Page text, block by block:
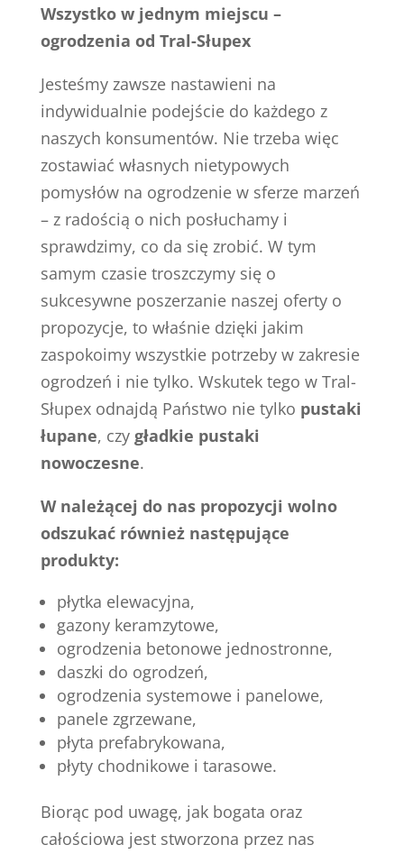
Wszystko w jednym miejscu –
ogrodzenia od Tral-Słupex
Jesteśmy zawsze nastawieni na
indywidualnie podejście do każdego z
naszych konsumentów. Nie trzeba więc
zostawiać własnych nietypowych
pomysłów na ogrodzenie w sferze marzeń
– z radością o nich posłuchamy i
sprawdzimy, co da się zrobić. W tym
samym czasie troszczymy się o
sukcesywne poszerzanie naszej oferty o
propozycje, to właśnie dzięki jakim
zaspokoimy wszystkie potrzeby w zakresie
ogrodzeń i nie tylko. Wskutek tego w Tral-
Słupex odnajdą Państwo nie tylko pustaki
łupane, czy gładkie pustaki
nowoczesne.
W należącej do nas propozycji wolno
odszukać również następujące
produkty:
płytka elewacyjna,
gazony keramzytowe,
ogrodzenia betonowe jednostronne,
daszki do ogrodzeń,
ogrodzenia systemowe i panelowe,
panele zgrzewane,
płyta prefabrykowana,
płyty chodnikowe i tarasowe.
Biorąc pod uwagę, jak bogata oraz
całościowa jest stworzona przez nas